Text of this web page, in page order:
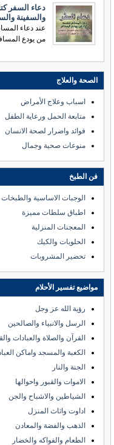
دعاء السفر
والسفينة
عند دعاء
من يودع
الصحة والعلاج
اسباب وعلاج الأمراض
متابعة الحمل ورعاية الطفل
فوائد واضرار لصحة الانسان
منوعات صحية وجمال
فن الطبخ
الوجبات الاساسية والطبخات
اطباق سلطات مميزة
المعجنات المنزلية
الحلويات والكيك
تحضير المشروبات
مواضيع تفسير الأحلام
رؤية الله عز وجل
الرسل والانبياء والصالحين
القرآن والصلاة والعبادات
الكعبة والمسجد واماكن
الجنة والنار
الاموات والقبور واحوالها
الشياطين والاشباح والجن
اداوت واثاث المنزل
الذهب والفضة والمعادن
الطعام والفواكه والخضار